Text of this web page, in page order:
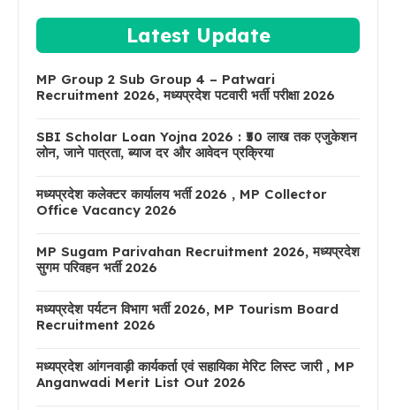
Latest Update
MP Group 2 Sub Group 4 – Patwari
Recruitment 2026, मध्यप्रदेश पटवारी भर्ती परीक्षा 2026
SBI Scholar Loan Yojna 2026 : ₹50 लाख तक एजुकेशन
लोन, जाने पात्रता, ब्याज दर और आवेदन प्रक्रिया
मध्यप्रदेश कलेक्टर कार्यालय भर्ती 2026 , MP Collector
Office Vacancy 2026
MP Sugam Parivahan Recruitment 2026, मध्यप्रदेश
सुगम परिवहन भर्ती 2026
मध्यप्रदेश पर्यटन विभाग भर्ती 2026, MP Tourism Board
Recruitment 2026
मध्यप्रदेश आंगनवाड़ी कार्यकर्ता एवं सहायिका मेरिट लिस्ट जारी , MP
Anganwadi Merit List Out 2026